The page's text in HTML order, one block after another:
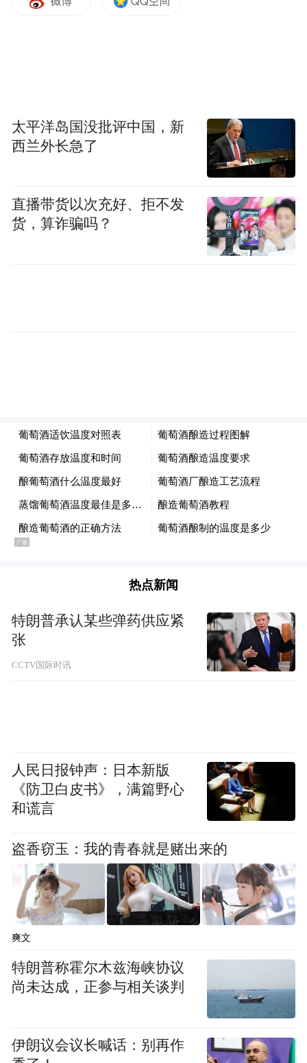
赛车”的行业认知。
坦克今年参赛还给自己设定了更高的挑战，
在严格遵循环塔T2.E量产组规则的前提下，
提前按照达喀尔赛事标准进行车辆适配，这
意味着坦克700面对的是“双重规则”下的考
车水箱因撞击严重受损，车手在无备用水箱
的情况下，经过简易抢修后“带伤”拿下该赛
段亚军，极致的可靠性不仅引发全网热议，
更以实战表现诠释了坦克“出得去、回得来”
坦克选择征战环塔，不是为了证明自己比谁
更强，而是主动将产品置于极限赛事环境下
采集工况数据，这些实验室里无法模拟的真
实数据，都将用于反哺民用量产车的技术标
太平洋岛国没批评中国，新
西兰外长急了
直播带货以次充好、拒不发
货，算诈骗吗？
热点新闻
特朗普承认某些弹药供应紧
张
CCTV国际时讯
人民日报钟声：日本新版
《防卫白皮书》，满篇野心
和谎言
盗香窃玉：我的青春就是赌出来的
爽文
特朗普称霍尔木兹海峡协议
尚未达成，正参与相关谈判
伊朗议会议长喊话：别再作